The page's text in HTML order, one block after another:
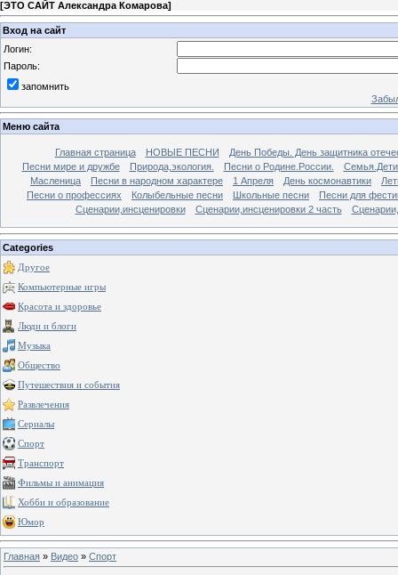
[ЭТО САЙТ Александра Комарова]
Вход на сайт
Логин:
Пароль:
запомнить
Меню сайта
Главная страница НОВЫЕ ПЕСНИ
День Победы. День защитника
Песни мире и дружбе
Природа,экология. Песни о Родине.России.
Масленица
Песни в народном характере 1 Апреля День космонавтики
Песни о профессиях
Колыбельные песни Школьные песни
Песни для
Сценарии,инсценировки
Сценарии,инсценировки 2 часть
Categories
Другое
Компьютерные игры
Красота и здоровье
Люди и блоги
Музыка
Общество
Путешествия и события
Развлечения
Сериалы
Спорт
Транспорт
Фильмы и анимация
Хобби и образование
Юмор
Главная » Видео » Спорт